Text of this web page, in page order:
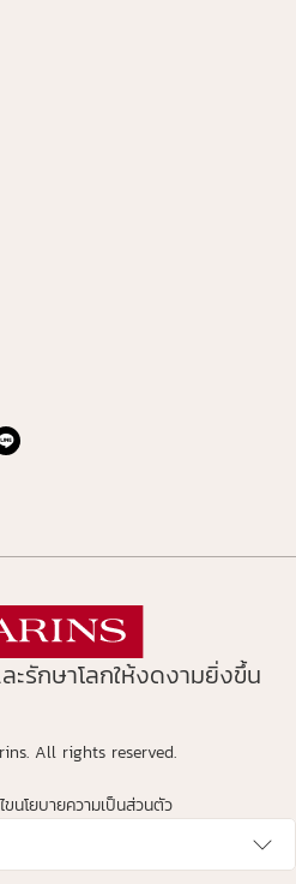
ะรักษาโลกให้งดงามยิ่งขึ้น
All rights reserved.
ขนโยบายความเป็นส่วนตัว